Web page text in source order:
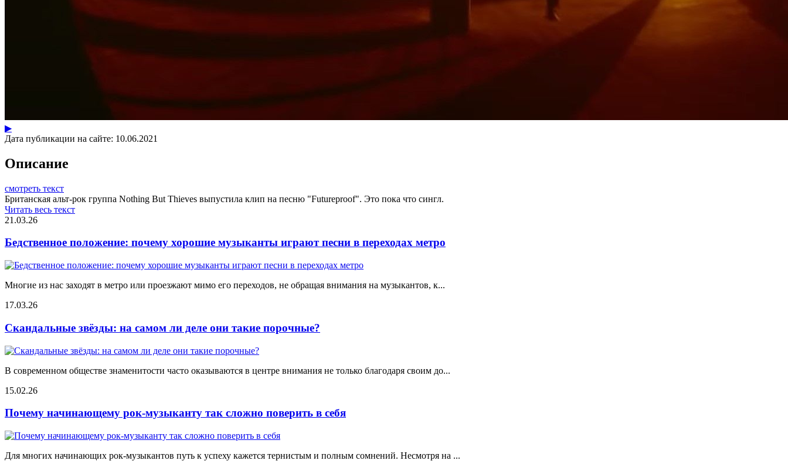
▶
Дата публикации на сайте: 10.06.2021
Описание
смотреть текст
Британская альт-рок группа Nothing But Thieves выпустила клип на песню "Futureproof". Это пока что сингл.
Читать весь текст
21.03.26
Бедственное положение: почему хорошие музыканты играют песни в переходах метро
Многие из нас заходят в метро или проезжают мимо его переходов, не обращая внимания на музыкантов, к...
17.03.26
Скандальные звёзды: на самом ли деле они такие порочные?
В современном обществе знаменитости часто оказываются в центре внимания не только благодаря своим до...
15.02.26
Почему начинающему рок-музыканту так сложно поверить в себя
Для многих начинающих рок-музыкантов путь к успеху кажется тернистым и полным сомнений. Несмотря на ...